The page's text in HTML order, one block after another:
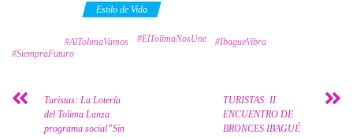
Estilo de Vida
#AlTolimaVamos #ElTolimaNosUne
#IbagueVibra
#SiempraFuturo
Turistas: La Lotería
del Tolima Lanza
programa social”Sin
TURISTAS: II
ENCUENTRO DE
BRONCES IBAGUÉ